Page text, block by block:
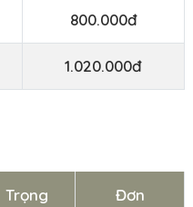
800.000đ
1.020.000đ
Trọng
Đơn